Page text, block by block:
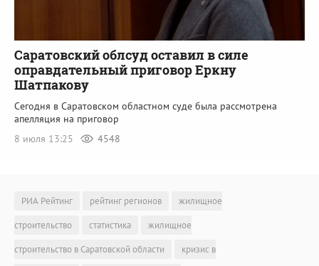
Саратовский облсуд оставил в силе
оправдательный приговор Еркну
Шатпакову
Сегодня в Саратовском областном суде была рассмотрена
апелляция на приговор
8 июля 13:25
4548
РИА Рейтинг рейтинг регионов
жилищное
строительство
статистика
жилищное
строительство в Саратовской области
кризис в